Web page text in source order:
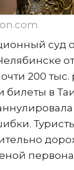
суд
200 тыс.
билеты в